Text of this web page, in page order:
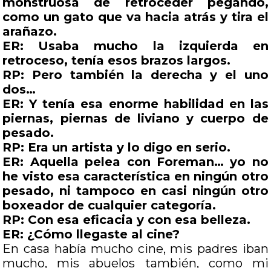
como un gato que va hacia atrás y tira el
arañazo.
ER: Usaba mucho la izquierda en
retroceso, tenía esos brazos largos.
RP: Pero también la derecha y el uno
dos…
ER: Y tenía esa enorme habilidad en las
piernas, piernas de liviano y cuerpo de
pesado.
RP: Era un artista y lo digo en serio.
ER: Aquella pelea con Foreman… yo no
he visto esa característica en ningún otro
pesado, ni tampoco en casi ningún otro
boxeador de cualquier categoría.
RP: Con esa eficacia y con esa belleza.
ER: ¿Cómo llegaste al cine?
En casa había mucho cine, mis padres iban
mucho, mis abuelos también, como mi